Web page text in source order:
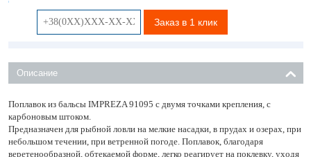
Заказ в 1 клик
Описание
Поплавок из бальсы IMPREZA 91095 с двумя точками крепления, с
карбоновым штоком.
Предназначен для рыбной ловли на мелкие насадки, в прудах и озерах, при
небольшом течении, при ветренной погоде. Поплавок, благодаря
веретенообразной, обтекаемой форме, легко реагирует на поклевку, уходя